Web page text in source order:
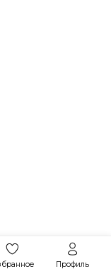
Профиль